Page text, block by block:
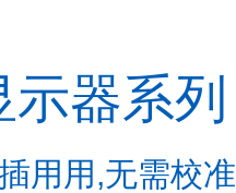
示器系列
用用,无需校准